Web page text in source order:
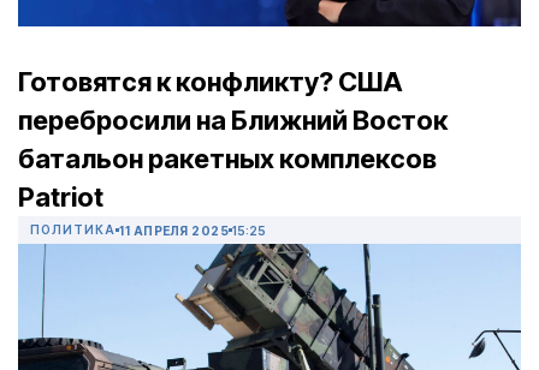
Готовятся к конфликту? США
перебросили на Ближний Восток
батальон ракетных комплексов
Patriot
ПОЛИТИКА 11 АПРЕЛЯ 2025 15:25